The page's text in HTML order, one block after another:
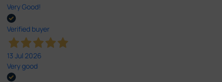
Very Good!
Verified buyer
13 Jul 2026
Very good